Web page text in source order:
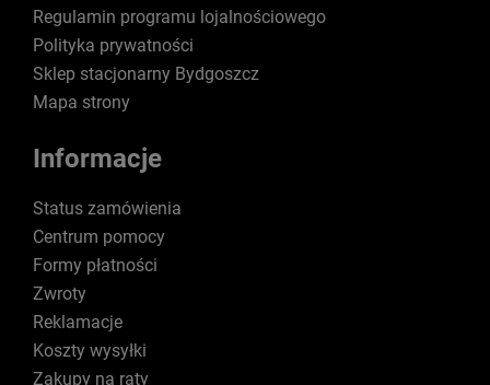
Regulamin programu lojalnościowego
Polityka prywatności
Sklep stacjonarny Bydgoszcz
Mapa strony
Informacje
Status zamówienia
Centrum pomocy
Formy płatności
Zwroty
Reklamacje
Koszty wysyłki
Zakupy na raty